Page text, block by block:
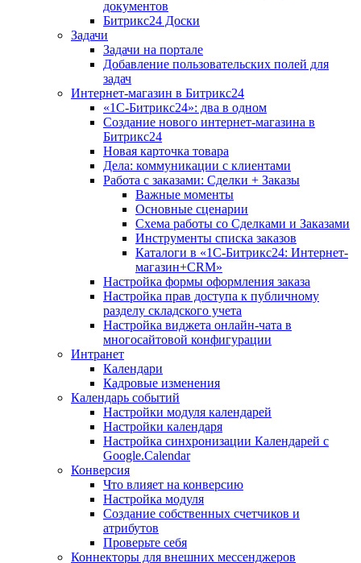
документов
Битрикс24 Доски
Задачи
Задачи на портале
Добавление пользовательских полей для
задач
Интернет-магазин в Битрикс24
«1С-Битрикс24»: два в одном
Создание нового интернет-магазина в
Битрикс24
Новая карточка товара
Дела: коммуникации с клиентами
Работа с заказами: Сделки + Заказы
Важные моменты
Основные сценарии
Схема работы со Сделками и Заказами
Инструменты списка заказов
Каталоги в «1С-Битрикс24: Интернет-
магазин+CRM»
Настройка формы оформления заказа
Настройка прав доступа к публичному
разделу складского учета
Настройка виджета онлайн-чата в
многосайтовой конфигурации
Интранет
Календари
Кадровые изменения
Календарь событий
Настройки модуля календарей
Настройки календаря
Настройка синхронизации Календарей с
Google.Calendar
Конверсия
Что влияет на конверсию
Настройка модуля
Создание собственных счетчиков и
атрибутов
Проверьте себя
Коннекторы для внешних мессенджеров